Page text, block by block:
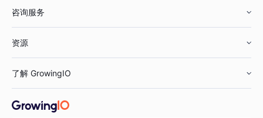
鞋服行业
汽车行业
金融行业
智能运营
获客分析
咨询服务
资源
增长公开课
了解 GrowingIO
关于 GrowingIO